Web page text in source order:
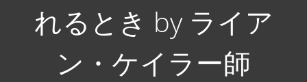
れるとき by ライア
ン・ケイラー師